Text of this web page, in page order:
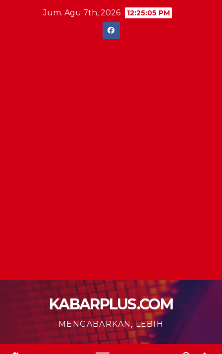
Jum. Agu 7th, 2026 12:25:06 PM
KABARPLUS.COM
MENGABARKAN, LEBIH